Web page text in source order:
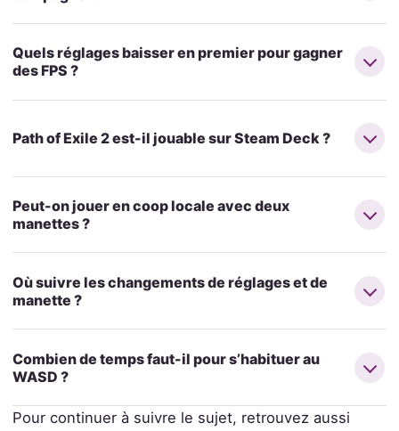
Quels réglages baisser en premier pour gagner
des FPS ?
Path of Exile 2 est-il jouable sur Steam Deck ?
Peut-on jouer en coop locale avec deux
manettes ?
Où suivre les changements de réglages et de
manette ?
Combien de temps faut-il pour s’habituer au
WASD ?
Pour continuer à suivre le sujet, retrouvez aussi